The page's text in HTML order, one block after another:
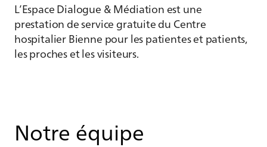
L’Espace Dialogue & Médiation est une
prestation de service gratuite du Centre
hospitalier Bienne pour les patientes et patients,
les proches et les visiteurs.
Notre équipe